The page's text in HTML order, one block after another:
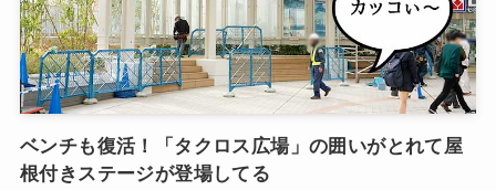
ベンチも復活！「タクロス広場」の囲いがとれて屋
根付きステージが登場してる